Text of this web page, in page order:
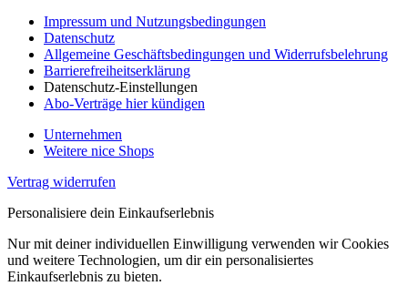
Impressum und Nutzungsbedingungen
Datenschutz
Allgemeine Geschäftsbedingungen und Widerrufsbelehrung
Barrierefreiheitserklärung
Datenschutz-Einstellungen
Abo-Verträge hier kündigen
Unternehmen
Weitere nice Shops
Vertrag widerrufen
Personalisiere dein Einkaufserlebnis
Nur mit deiner individuellen Einwilligung verwenden wir Cookies
und weitere Technologien, um dir ein personalisiertes
Einkaufserlebnis zu bieten.